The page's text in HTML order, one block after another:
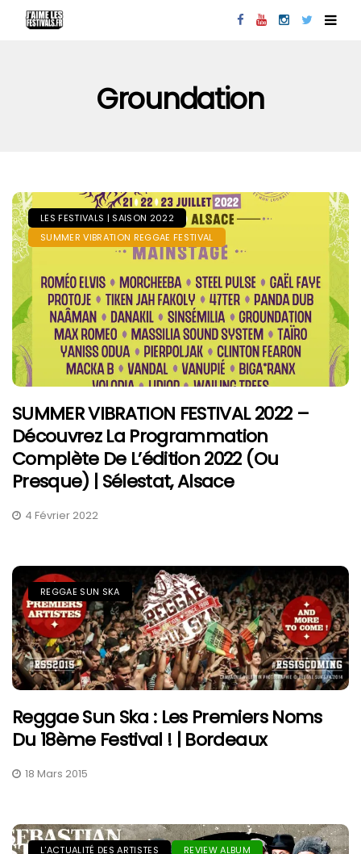
Groundation
LES FESTIVALS | SAISON 2022
SUMMER VIBRATION REGGAE FESTIVAL
SUMMER VIBRATION FESTIVAL 2022 –
Découvrez La Programmation
Complète De L’édition 2022 (ou
Presque) | Sélestat, Alsace
4 Février 2022
REGGAE SUN SKA
Reggae Sun Ska : Les Premiers Noms
Du 18ème Festival ! | Bordeaux
18 Mars 2015
L'ACTUALITÉ DES ARTISTES REVIEW ALBUM